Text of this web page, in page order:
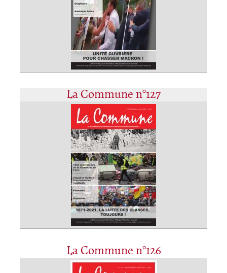
La Commune n°127
La Commune n°126